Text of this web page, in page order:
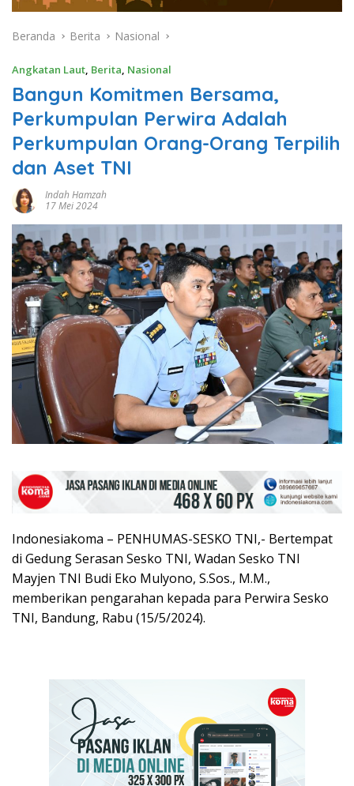
Beranda Berita Nasional
Angkatan Laut Berita Nasional
Bangun Komitmen Bersama,
Perkumpulan Perwira Adalah
Perkumpulan Orang-Orang Terpilih
dan Aset TNI
Indah Hamzah
17 Mei 2024
Indonesiakoma – PENHUMAS-SESKO TNI,- Bertempat
di Gedung Serasan Sesko TNI, Wadan Sesko TNI
Mayjen TNI Budi Eko Mulyono, S.Sos., M.M.,
memberikan pengarahan kepada para Perwira Sesko
TNI, Bandung, Rabu (15/5/2024).